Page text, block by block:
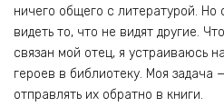
ничего общего с литературой. Но
видеть то, что не видят другие.
связан мой отец, я устраиваюсь
героев в библиотеку. Моя задача
отправлять их обратно в книги.